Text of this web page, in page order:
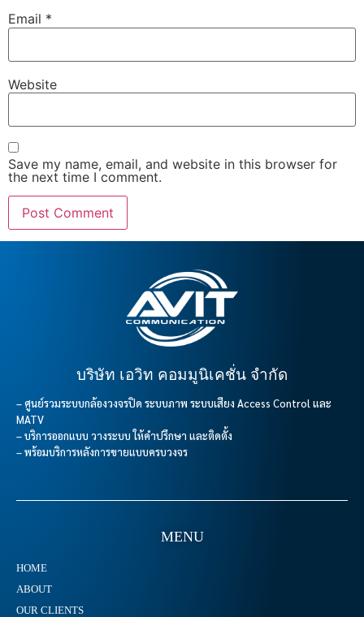
Email *
Website
Save my name, email, and website in this browser for
the next time I comment.
บริษัท เอวิท คอมมูนิเคชั่น จำกัด
– ศูนย์รวมระบบกล้องวงจรปิด ระบบภาพ ระบบเสียง Access Control และ
MATV
– บริการออกแบบ วางระบบ ให้คำปรึกษา และติดตั้ง
– พร้อมบริการหลังการขายแบบครบวงจร
MENU
HOME
ABOUT
OUR CLIENTS